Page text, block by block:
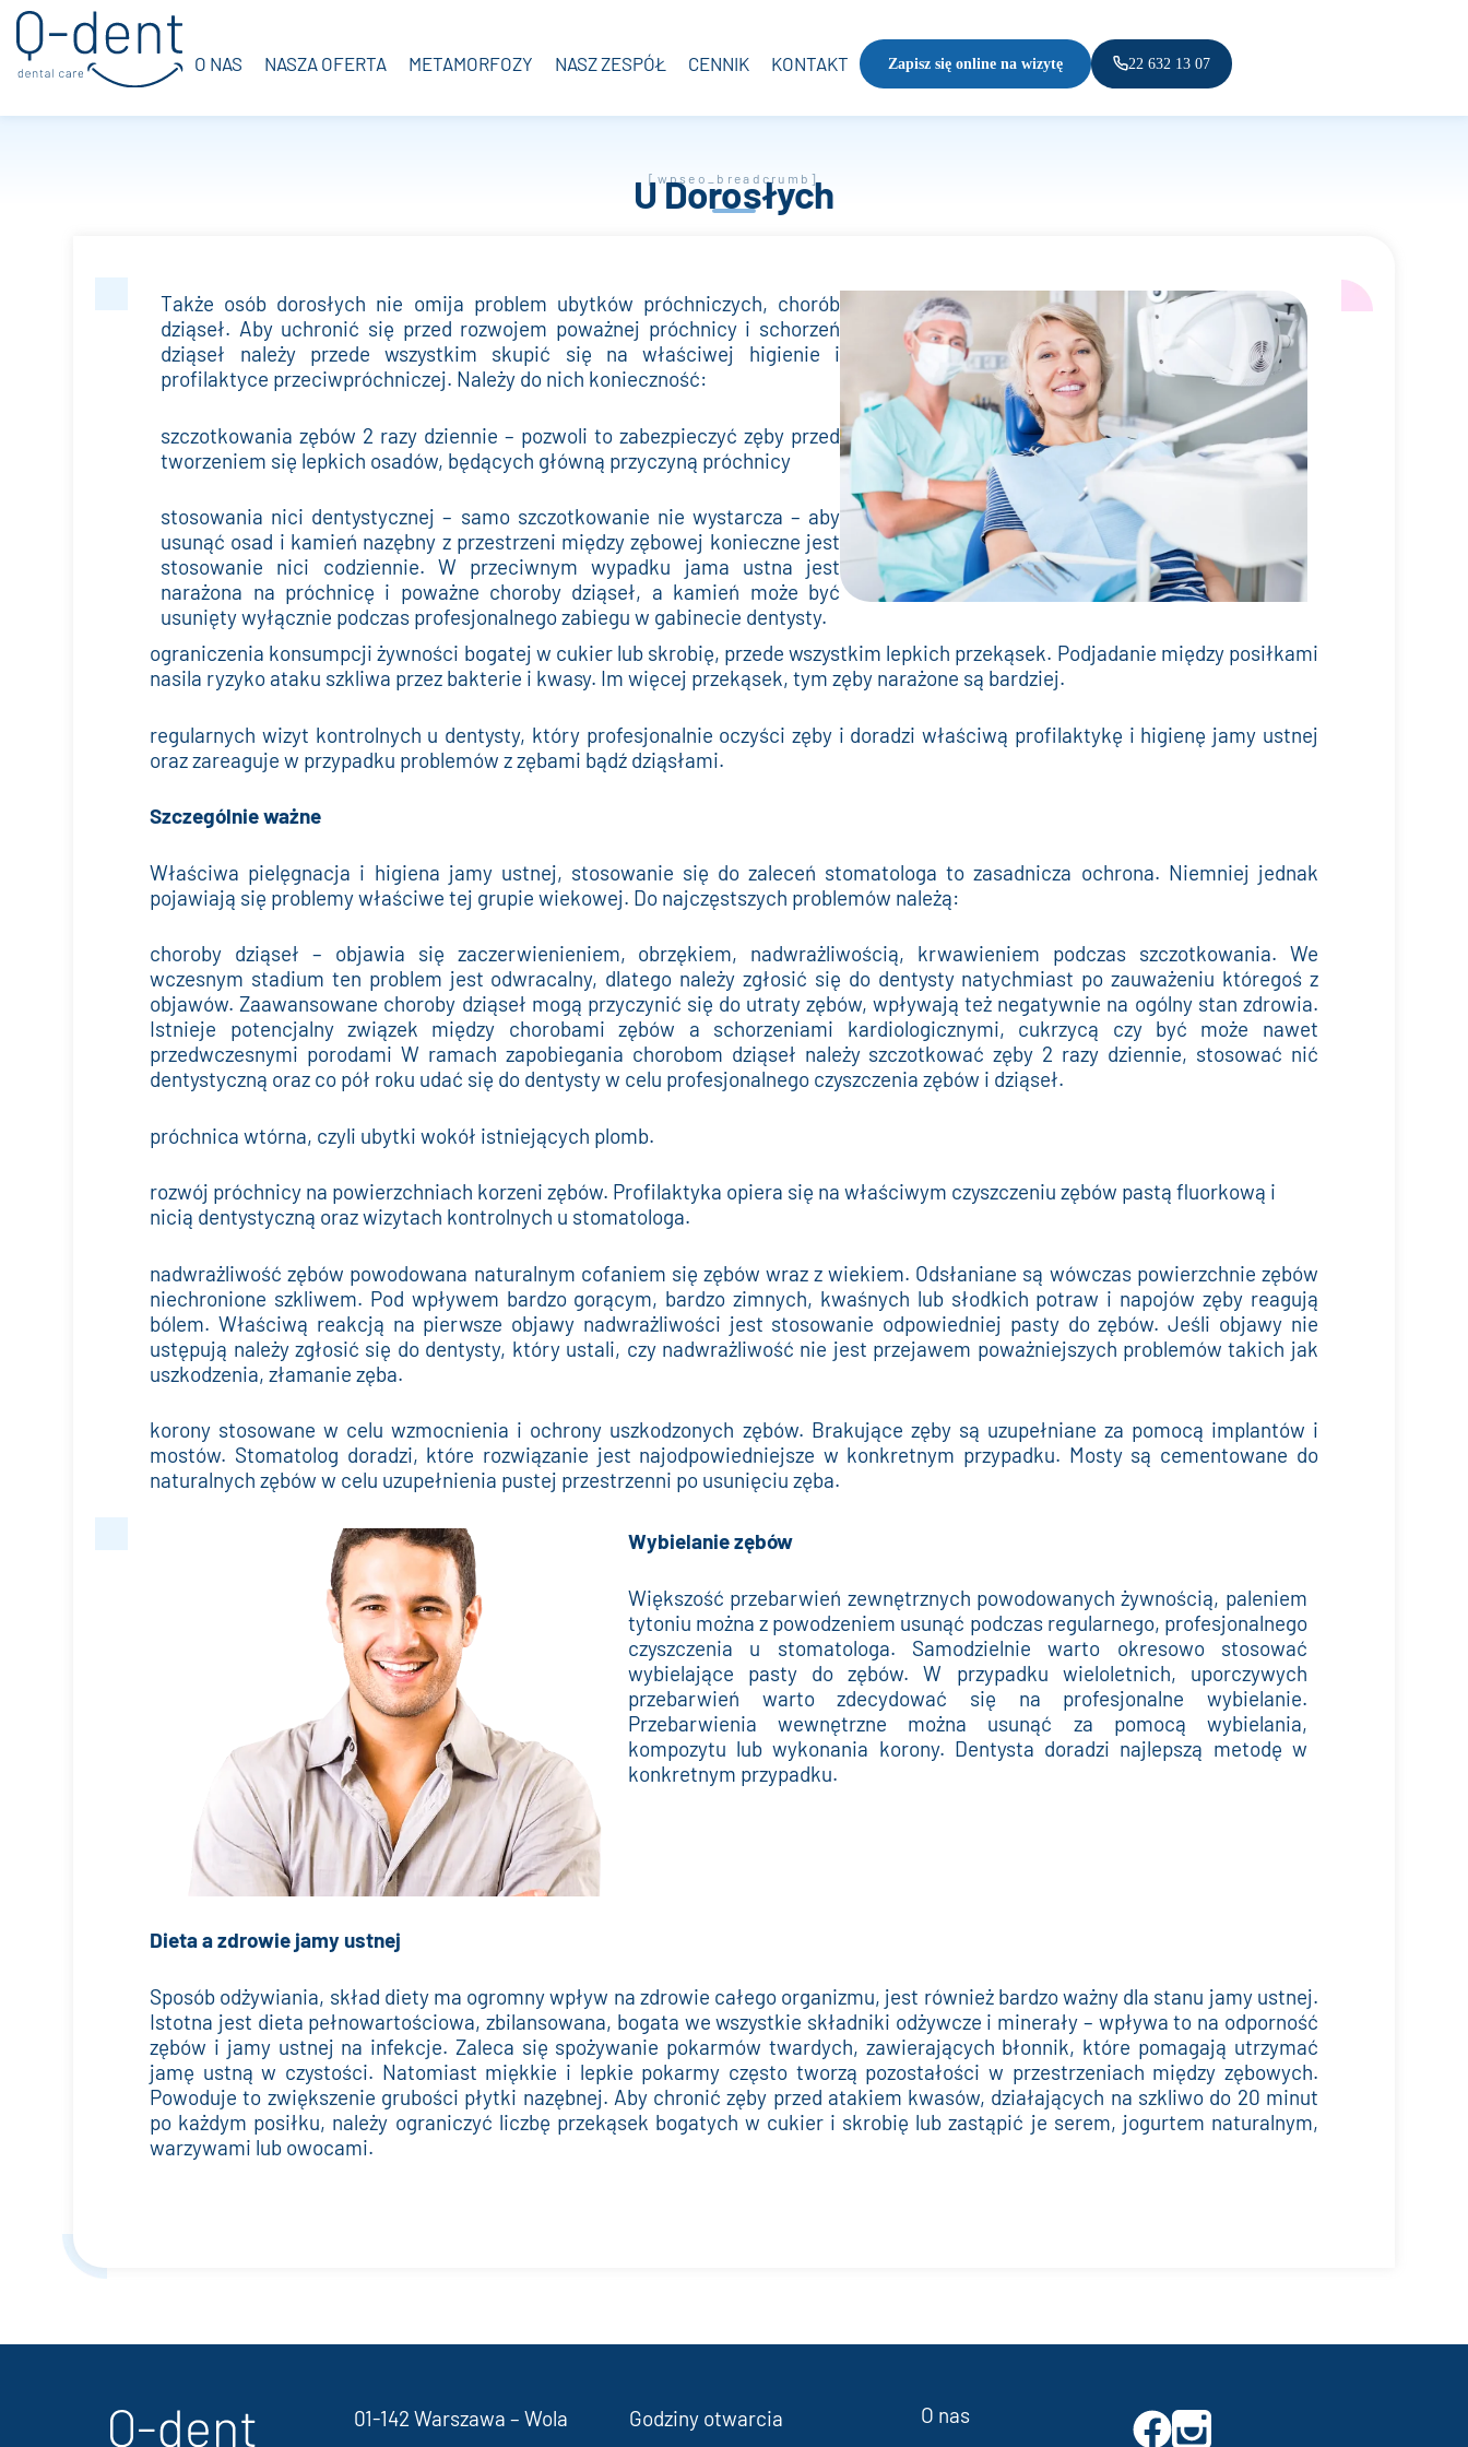
O NAS NASZA OFERTA METAMORFOZY NASZ ZESPÓŁ CENNIK KONTAKT Zapisz się online na wizytę 22 632 13 07
[wpseo_breadcrumb]
U Dorosłych
Także osób dorosłych nie omija problem ubytków próchniczych, chorób
dziąseł. Aby uchronić się przed rozwojem poważnej próchnicy i schorzeń
dziąseł należy przede wszystkim skupić się na właściwej higienie i
profilaktyce przeciwpróchniczej. Należy do nich konieczność:
szczotkowania zębów 2 razy dziennie – pozwoli to zabezpieczyć zęby przed
tworzeniem się lepkich osadów, będących główną przyczyną próchnicy
stosowania nici dentystycznej – samo szczotkowanie nie wystarcza – aby
usunąć osad i kamień nazębny z przestrzeni między zębowej konieczne jest
stosowanie nici codziennie. W przeciwnym wypadku jama ustna jest
narażona na próchnicę i poważne choroby dziąseł, a kamień może być
usunięty wyłącznie podczas profesjonalnego zabiegu w gabinecie dentysty.
ograniczenia konsumpcji żywności bogatej w cukier lub skrobię, przede wszystkim lepkich przekąsek. Podjadanie między posiłkami
nasila ryzyko ataku szkliwa przez bakterie i kwasy. Im więcej przekąsek, tym zęby narażone są bardziej.
regularnych wizyt kontrolnych u dentysty, który profesjonalnie oczyści zęby i doradzi właściwą profilaktykę i higienę jamy ustnej
oraz zareaguje w przypadku problemów z zębami bądź dziąsłami.
Szczególnie ważne
Właściwa pielęgnacja i higiena jamy ustnej, stosowanie się do zaleceń stomatologa to zasadnicza ochrona. Niemniej jednak
pojawiają się problemy właściwe tej grupie wiekowej. Do najczęstszych problemów należą:
choroby dziąseł – objawia się zaczerwienieniem, obrzękiem, nadwrażliwością, krwawieniem podczas szczotkowania. We
wczesnym stadium ten problem jest odwracalny, dlatego należy zgłosić się do dentysty natychmiast po zauważeniu któregoś z
objawów. Zaawansowane choroby dziąseł mogą przyczynić się do utraty zębów, wpływają też negatywnie na ogólny stan zdrowia.
Istnieje potencjalny związek między chorobami zębów a schorzeniami kardiologicznymi, cukrzycą czy być może nawet
przedwczesnymi porodami W ramach zapobiegania chorobom dziąseł należy szczotkować zęby 2 razy dziennie, stosować nić
dentystyczną oraz co pół roku udać się do dentysty w celu profesjonalnego czyszczenia zębów i dziąseł.
próchnica wtórna, czyli ubytki wokół istniejących plomb.
rozwój próchnicy na powierzchniach korzeni zębów. Profilaktyka opiera się na właściwym czyszczeniu zębów pastą fluorkową i
nicią dentystyczną oraz wizytach kontrolnych u stomatologa.
nadwrażliwość zębów powodowana naturalnym cofaniem się zębów wraz z wiekiem. Odsłaniane są wówczas powierzchnie zębów
niechronione szkliwem. Pod wpływem bardzo gorącym, bardzo zimnych, kwaśnych lub słodkich potraw i napojów zęby reagują
bólem. Właściwą reakcją na pierwsze objawy nadwrażliwości jest stosowanie odpowiedniej pasty do zębów. Jeśli objawy nie
ustępują należy zgłosić się do dentysty, który ustali, czy nadwrażliwość nie jest przejawem poważniejszych problemów takich jak
uszkodzenia, złamanie zęba.
korony stosowane w celu wzmocnienia i ochrony uszkodzonych zębów. Brakujące zęby są uzupełniane za pomocą implantów i
mostów. Stomatolog doradzi, które rozwiązanie jest najodpowiedniejsze w konkretnym przypadku. Mosty są cementowane do
naturalnych zębów w celu uzupełnienia pustej przestrzenni po usunięciu zęba.
Wybielanie zębów
Większość przebarwień zewnętrznych powodowanych żywnością, paleniem
tytoniu można z powodzeniem usunąć podczas regularnego, profesjonalnego
czyszczenia u stomatologa. Samodzielnie warto okresowo stosować
wybielające pasty do zębów. W przypadku wieloletnich, uporczywych
przebarwień warto zdecydować się na profesjonalne wybielanie.
Przebarwienia wewnętrzne można usunąć za pomocą wybielania,
kompozytu lub wykonania korony. Dentysta doradzi najlepszą metodę w
konkretnym przypadku.
Dieta a zdrowie jamy ustnej
Sposób odżywiania, skład diety ma ogromny wpływ na zdrowie całego organizmu, jest również bardzo ważny dla stanu jamy ustnej.
Istotna jest dieta pełnowartościowa, zbilansowana, bogata we wszystkie składniki odżywcze i minerały – wpływa to na odporność
zębów i jamy ustnej na infekcje. Zaleca się spożywanie pokarmów twardych, zawierających błonnik, które pomagają utrzymać
jamę ustną w czystości. Natomiast miękkie i lepkie pokarmy często tworzą pozostałości w przestrzeniach między zębowych.
Powoduje to zwiększenie grubości płytki nazębnej. Aby chronić zęby przed atakiem kwasów, działających na szkliwo do 20 minut
po każdym posiłku, należy ograniczyć liczbę przekąsek bogatych w cukier i skrobię lub zastąpić je serem, jogurtem naturalnym,
warzywami lub owocami.
01-142 Warszawa – Wola
Godziny otwarcia
O nas